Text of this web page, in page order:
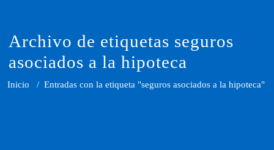
contenido
Archivo de etiquetas seguros
asociados a la hipoteca
Inicio / Entradas con la etiqueta "seguros asociados a la hipoteca"